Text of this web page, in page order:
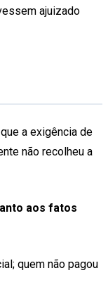
ajuizado
a exigência de
não recolheu a
aos fatos
quem não pagou